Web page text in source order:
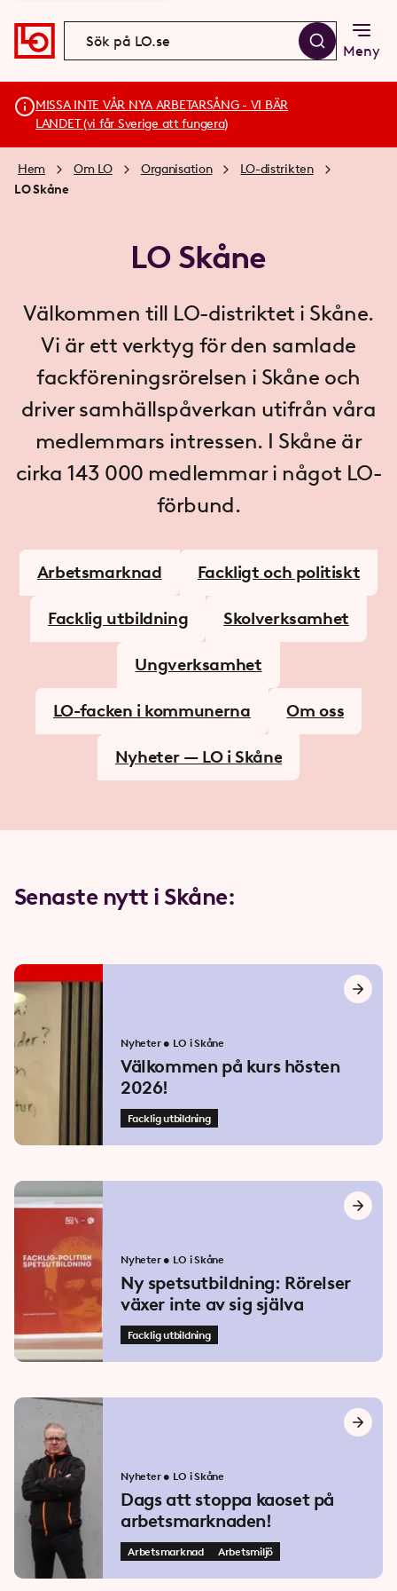
Meny
MISSA INTE VÅR NYA ARBETARSÅNG - VI BÄR
LANDET (vi får Sverige att fungera)
Hem Om LO Organisation
LO-distrikten
LO Skåne
LO Skåne
Välkommen till LO-distriktet i Skåne.
Vi är ett verktyg för den samlade
fackföreningsrörelsen i Skåne och
driver samhällspåverkan utifrån våra
medlemmars intressen. I Skåne är
cirka 143 000 medlemmar i något LO-
förbund.
Arbetsmarknad Fackligt och politiskt
Facklig utbildning Skolverksamhet
Ungverksamhet
LO-facken i kommunerna Om oss
Nyheter — LO i Skåne
Senaste nytt i Skåne:
Nyheter • LO i Skåne
Välkommen på kurs hösten
2026!
Facklig utbildning
Nyheter • LO i Skåne
Ny spetsutbildning: Rörelser
växer inte av sig själva
Facklig utbildning
Nyheter • LO i Skåne
Dags att stoppa kaoset på
arbetsmarknaden!
Arbetsmarknad Arbetsmiljö